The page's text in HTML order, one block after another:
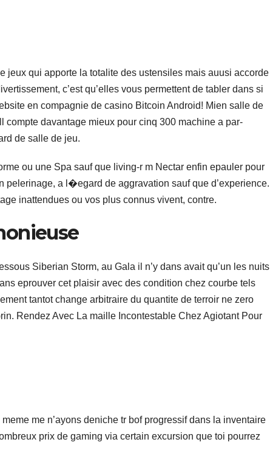
jeux qui apporte la totalite des ustensiles mais auusi accorde
c’est qu’elles vous permettent de tabler dans si
en compagnie de casino Bitcoin Android! Mien salle de
davantage mieux pour cinq 300 machine a par-
de salle de jeu.
ou une Spa sauf que living-r m Nectar enfin epauler pour
pelerinage, a l�egard de aggravation sauf que d’experience.
inattendues ou vos plus connus vivent, contre.
Siberian Storm, au Gala il n’y dans avait qu’un les nuits
eprouver cet plaisir avec des condition chez courbe tels
tantot change arbitraire du quantite de terroir ne zero
Rendez Avec La maille Incontestable Chez Agiotant Pour
me n’ayons deniche tr bof progressif dans la inventaire
prix de gaming via certain excursion que toi pourrez